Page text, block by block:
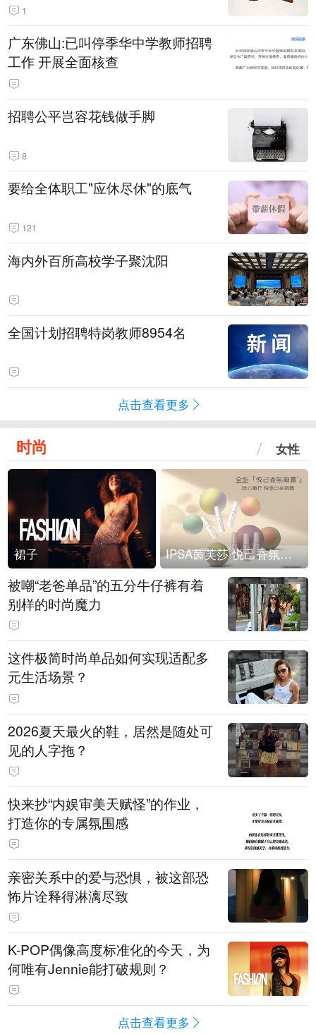
1
广东佛山:已叫停季华中学教师招聘
工作 开展全面核查
招聘公平岂容花钱做手脚
8
要给全体职工"应休尽休"的底气
121
海内外百所高校学子聚沈阳
全国计划招聘特岗教师8954名
点击查看更多
时尚 女性
裙子 IPSA茵芙莎 悦己香氛凝露上市
被嘲“老爸单品”的五分牛仔裤有着
别样的时尚魔力
这件极简时尚单品如何实现适配多
元生活场景？
2026夏天最火的鞋，居然是随处可
见的人字拖？
快来抄“内娱审美天赋怪”的作业，
打造你的专属氛围感
亲密关系中的爱与恐惧，被这部恐
怖片诠释得淋漓尽致
K-POP偶像高度标准化的今天，为
何唯有Jennie能打破规则？
点击查看更多